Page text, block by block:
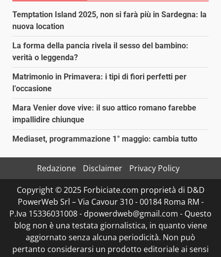
Temptation Island 2025, non si farà più in Sardegna: la
nuova location
La forma della pancia rivela il sesso del bambino:
verità o leggenda?
Matrimonio in Primavera: i tipi di fiori perfetti per
l’occasione
Mara Venier dove vive: il suo attico romano farebbe
impallidire chiunque
Mediaset, programmazione 1° maggio: cambia tutto
Redazione Disclaimer
Privacy Policy
Copyright © 2025 Forbiciate.com proprietà di D&D
PowerWeb Srl – Via Cavour 310 - 00184 Roma RM -
P.Iva 15336031008 - dpowerdweb@gmail.com - Questo
blog non è una testata giornalistica, in quanto viene
aggiornato senza alcuna periodicità. Non può
pertanto considerarsi un prodotto editoriale ai sensi